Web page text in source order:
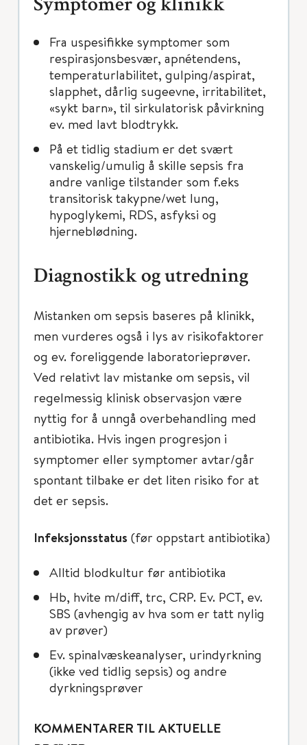
Symptomer og klinikk
Fra uspesifikke symptomer som
respirasjonsbesvær, apnétendens,
temperaturlabilitet, gulping/aspirat,
slapphet, dårlig sugeevne, irritabilitet,
«sykt barn», til sirkulatorisk påvirkning
ev. med lavt blodtrykk.
På et tidlig stadium er det svært
vanskelig/umulig å skille sepsis fra
andre vanlige tilstander som f.eks
transitorisk takypne/wet lung,
hypoglykemi, RDS, asfyksi og
hjerneblødning.
Diagnostikk og utredning
Mistanken om sepsis baseres på klinikk,
men vurderes også i lys av risikofaktorer
og ev. foreliggende laboratorieprøver.
Ved relativt lav mistanke om sepsis, vil
regelmessig klinisk observasjon være
nyttig for å unngå overbehandling med
antibiotika. Hvis ingen progresjon i
symptomer eller symptomer avtar/går
spontant tilbake er det liten risiko for at
det er sepsis.
Infeksjonsstatus (før oppstart antibiotika)
Alltid blodkultur før antibiotika
Hb, hvite m/diff, trc, CRP. Ev. PCT, ev.
SBS (avhengig av hva som er tatt nylig
av prøver)
Ev. spinalvæskeanalyser, urindyrkning
(ikke ved tidlig sepsis) og andre
dyrkningsprøver
KOMMENTARER TIL AKTUELLE